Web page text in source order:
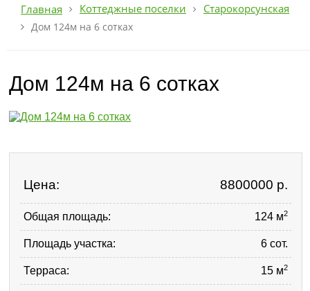
Главная Коттеджные поселки Старокорсунская
Дом 124м на 6 сотках
Дом 124м на 6 сотках
Цена: 8800000 р.
Общая площадь: 124 м2
Площадь участка: 6 сот.
Терраса: 15 м2